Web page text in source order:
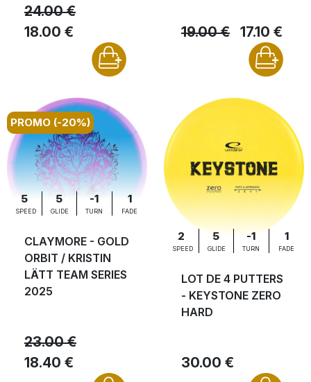
24.00 €
18.00 €
19.00 € 17.10 €
PROMO (-20%)
5
SPEED
5
GLIDE
-1
TURN
1
FADE
CLAYMORE - GOLD
ORBIT / KRISTIN
LÄTT TEAM SERIES
2025
23.00 €
18.40 €
2
SPEED
5
GLIDE
-1
TURN
1
FADE
LOT DE 4 PUTTERS
- KEYSTONE ZERO
HARD
30.00 €